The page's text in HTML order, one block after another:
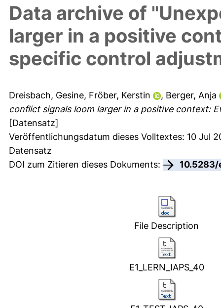
Data archive of
larger in a positive
specific control
Dreisbach, Gesine, Fröber, Kerstin , Berger, Anja
conflict signals loom larger in a positive context:
[Datensatz]
Veröffentlichungsdatum dieses Volltextes: 10 Jul
Datensatz
DOI zum Zitieren dieses Dokuments:
File Description
E1_LERN_IAPS_40